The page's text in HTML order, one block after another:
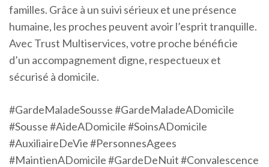
familles. Grâce à un suivi sérieux et une présence
humaine, les proches peuvent avoir l’esprit tranquille.
Avec Trust Multiservices, votre proche bénéficie
d’un accompagnement digne, respectueux et
sécurisé à domicile.
#GardeMaladeSousse #GardeMaladeADomicile
#Sousse #AideADomicile #SoinsADomicile
#AuxiliaireDeVie #PersonnesAgees
#MaintienADomicile #GardeDeNuit #Convalescence